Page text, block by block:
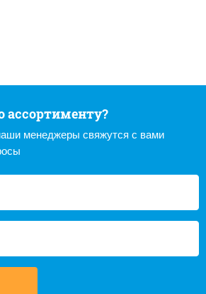
ассортименту?
менеджеры свяжутся с вами